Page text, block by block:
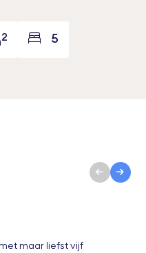
2 5
maar liefst vijf